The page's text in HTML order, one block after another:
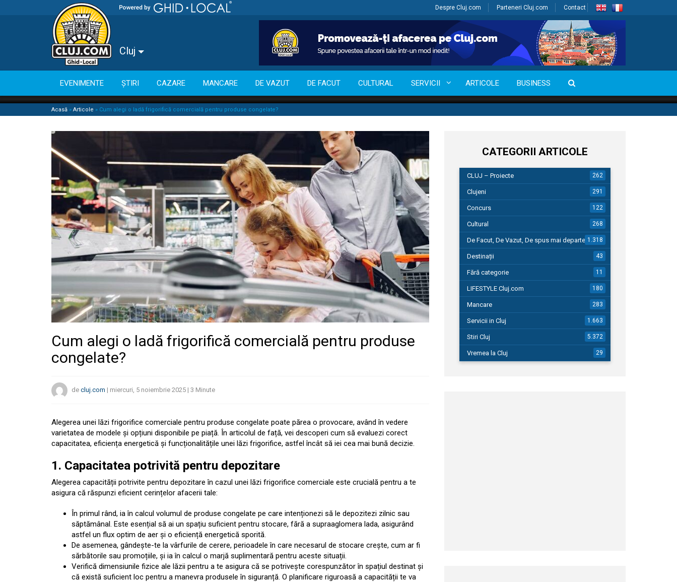
Despre Cluj.com Parteneri Cluj.com Contact
Cluj
EVENIMENTE ȘTIRI CAZARE MANCARE DE VAZUT DE FACUT CULTURAL SERVICII ARTICOLE BUSINESS
Acasă » Articole » Cum alegi o ladă frigorifică comercială pentru produse congelate?
Cum alegi o ladă frigorifică comercială pentru produse
congelate?
de cluj.com | miercuri, 5 noiembrie 2025 | 3 Minute
Alegerea unei lăzi frigorifice comerciale pentru produse congelate poate părea o provocare, având în vedere
varietatea de modele și opțiuni disponibile pe piață. În articolul de față, vei descoperi cum să evaluezi corect
capacitatea, eficiența energetică și funcționalitățile unei lăzi frigorifice, astfel încât să iei cea mai bună decizie.
1. Capacitatea potrivită pentru depozitare
Alegerea capacității potrivite pentru depozitare în cazul unei lăzi frigorifice comerciale este crucială pentru a te
asigura că răspunzi eficient cerințelor afacerii tale:
În primul rând, ia în calcul volumul de produse congelate pe care intenționezi să le depozitezi zilnic sau
săptămânal. Este esențial să ai un spațiu suficient pentru stocare, fără a supraaglomera lada, asigurând
astfel un flux optim de aer și o eficiență energetică sporită.
De asemenea, gândește-te la vârfurile de cerere, perioadele în care necesarul de stocare crește, cum ar fi
sărbătorile sau promoțiile, și ia în calcul o marjă suplimentară pentru aceste situații.
Verifică dimensiunile fizice ale lăzii pentru a te asigura că se potrivește corespunzător în spațiul destinat și
că există suficient loc pentru a manevra produsele în siguranță. O planificare riguroasă a capacității te va
CATEGORII ARTICOLE
CLUJ – Proiecte 262
Clujeni 291
Concurs 122
Cultural 268
De Facut, De Vazut, De spus mai departe…1.318
Destinații 43
Fără categorie 11
LIFESTYLE Cluj.com 180
Mancare 283
Servicii in Cluj 1.663
Stiri Cluj 5.372
Vremea la Cluj 29